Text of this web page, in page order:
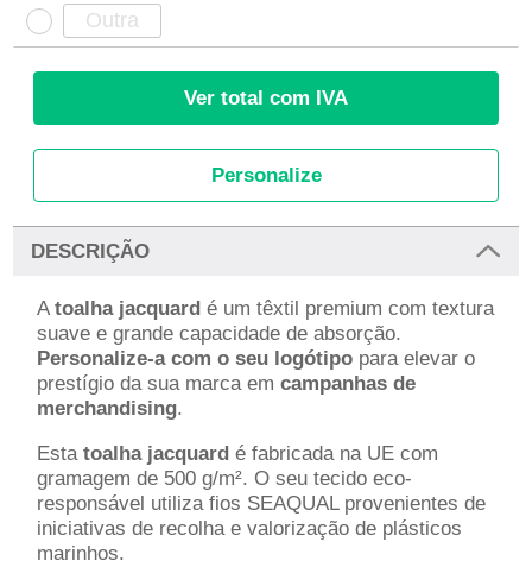
Ver total com IVA
Personalize
DESCRIÇÃO
Atoalha jacquard é um têxtil premium com textura
suave e grande capacidade de absorção.
Personalize-a com o seu logótipo para elevar o
prestígio da sua marca emcampanhas de
merchandising.
Estatoalha jacquard é fabricada na UE com
gramagem de 500 g/m². O seu tecido eco-
responsável utiliza fios SEAQUAL provenientes de
iniciativas de recolha e valorização de plásticos
marinhos.